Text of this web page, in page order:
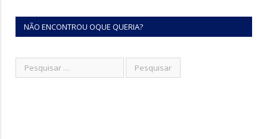
NÃO ENCONTROU OQUE QUERIA?